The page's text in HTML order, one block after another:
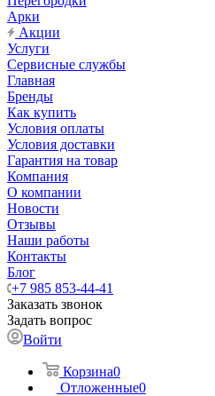
Арки
Акции
Услуги
Сервисные службы
Главная
Бренды
Как купить
Условия оплаты
Условия доставки
Гарантия на товар
Компания
О компании
Новости
Отзывы
Наши работы
Контакты
Блог
+7 985 853-44-41
Заказать звонок
Задать вопрос
Войти
Корзина0
Отложенные0